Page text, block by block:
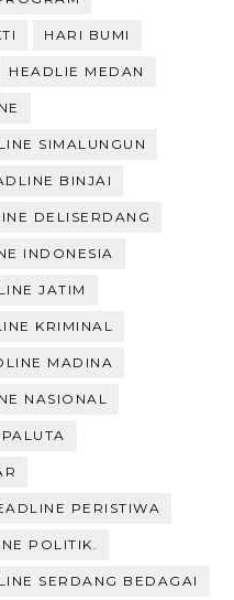
HARI BUMI
HEADLIE MEDAN
SIMALUNGUN
BINJAI
DELISERDANG
INDONESIA
JATIM
KRIMINAL
MADINA
NASIONAL
PERISTIWA
POLITIK.
SERDANG BEDAGAI